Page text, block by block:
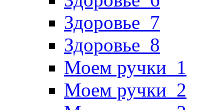
Здоровье_7
Здоровье_8
Моем ручки_1
Моем ручки_2